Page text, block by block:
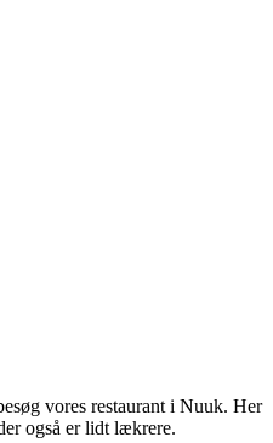
vores restaurant i Nuuk. Her
også er lidt lækrere.